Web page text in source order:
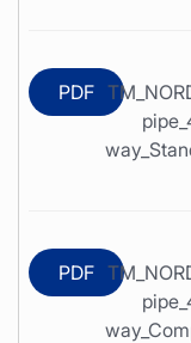
PDF
PDF